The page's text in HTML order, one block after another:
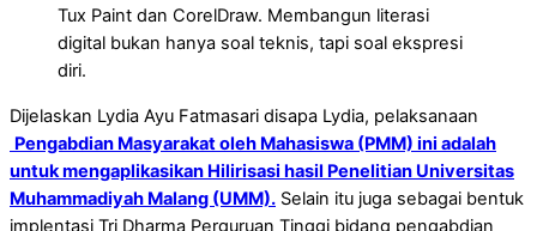
Tux Paint dan CorelDraw. Membangun literasi
digital bukan hanya soal teknis, tapi soal ekspresi
diri.
Dijelaskan Lydia Ayu Fatmasari disapa Lydia, pelaksanaan
Pengabdian Masyarakat oleh Mahasiswa (PMM) ini adalah
untuk mengaplikasikan Hilirisasi hasil Penelitian Universitas
Muhammadiyah Malang (UMM). Selain itu juga sebagai bentuk
implentasi Tri Dharma Perguruan Tinggi bidang pengabdian